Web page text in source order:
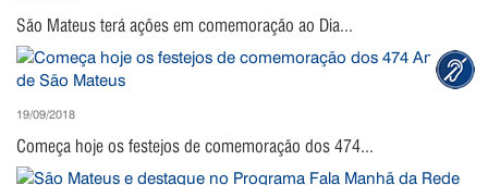
São Mateus terá ações em comemoração ao Dia...
19/09/2018
Começa hoje os festejos de comemoração dos 474...